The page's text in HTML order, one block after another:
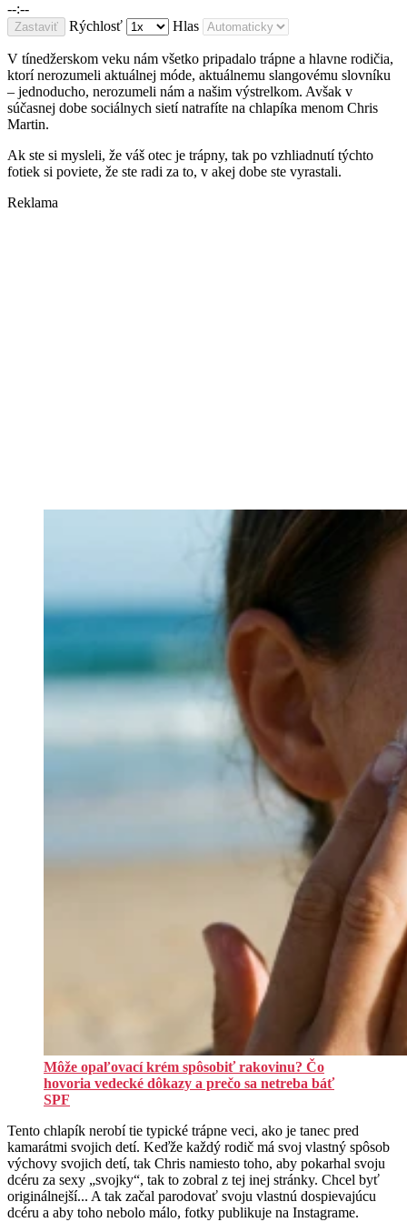
--:--
Zastaviť Rýchlosť Hlas
V tínedžerskom veku nám všetko pripadalo trápne a hlavne rodičia,
ktorí nerozumeli aktuálnej móde, aktuálnemu slangovému slovníku
– jednoducho, nerozumeli nám a našim výstrelkom. Avšak v
súčasnej dobe sociálnych sietí natrafíte na chlapíka menom Chris
Martin.
Ak ste si mysleli, že váš otec je trápny, tak po vzhliadnutí týchto
fotiek si poviete, že ste radi za to, v akej dobe ste vyrastali.
Reklama
Môže opaľovací krém spôsobiť rakovinu? Čo
hovoria vedecké dôkazy a prečo sa netreba báť
SPF
Tento chlapík nerobí tie typické trápne veci, ako je tanec pred
kamarátmi svojich detí. Keďže každý rodič má svoj vlastný spôsob
výchovy svojich detí, tak Chris namiesto toho, aby pokarhal svoju
dcéru za sexy „svojky“, tak to zobral z tej inej stránky. Chcel byť
originálnejší... A tak začal parodovať svoju vlastnú dospievajúcu
dcéru a aby toho nebolo málo, fotky publikuje na Instagrame.